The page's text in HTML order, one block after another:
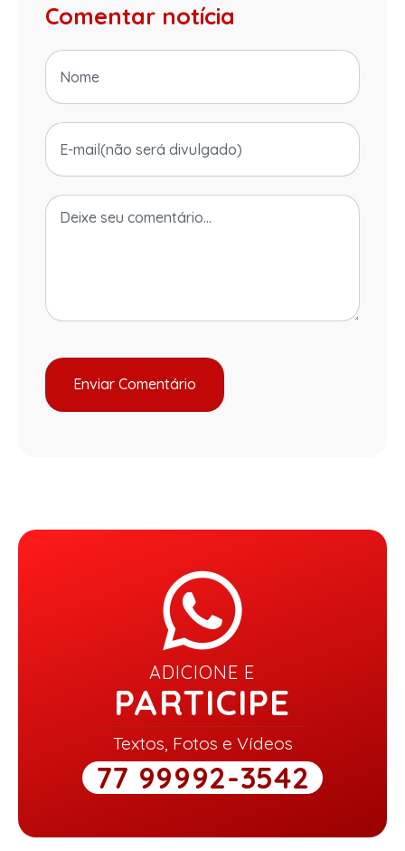
Comentar notícia
ADICIONE E
PARTICIPE
Textos, Fotos e Vídeos
77 99992-3542